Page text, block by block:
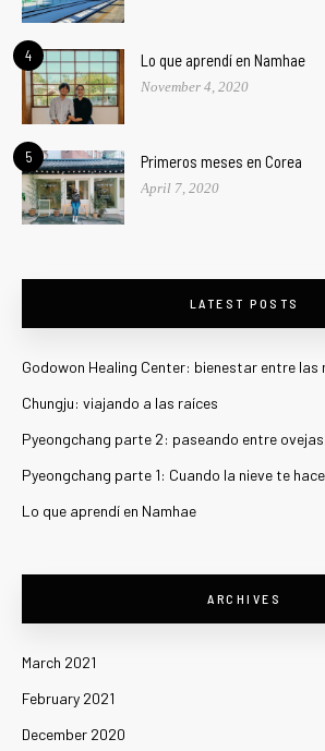
4 Lo que aprendí en Namhae
November 4, 2020
5 Primeros meses en Corea
April 7, 2020
LATEST POSTS
Godowon Healing Center: bienestar entre las
Chungju: viajando a las raíces
Pyeongchang parte 2: paseando entre
Pyeongchang parte 1: Cuando la nieve te
Lo que aprendí en Namhae
ARCHIVES
March 2021
February 2021
December 2020